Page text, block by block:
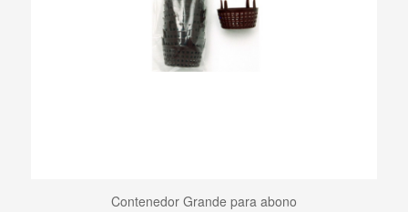
Contenedor Grande para abono